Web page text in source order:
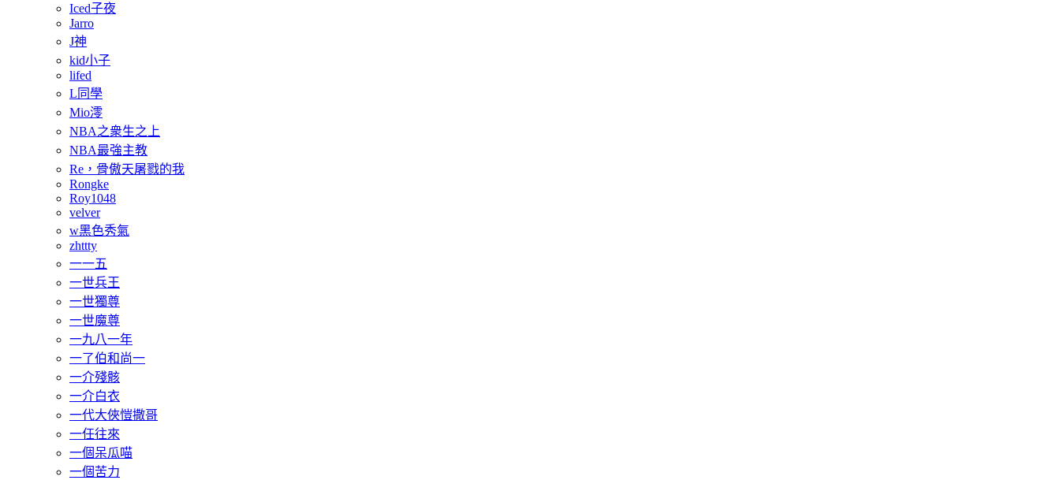
Iced子夜
Jarro
J神
kid小子
lifed
L同學
Mio澪
NBA之衆生之上
NBA最強主教
Re，骨傲天屠戮的我
Rongke
Roy1048
velver
w黑色秀氣
zhttty
一一五
一世兵王
一世獨尊
一世魔尊
一九八一年
一了伯和尚一
一介殘骸
一介白衣
一代大俠愷撒哥
一任往來
一個呆瓜喵
一個苦力